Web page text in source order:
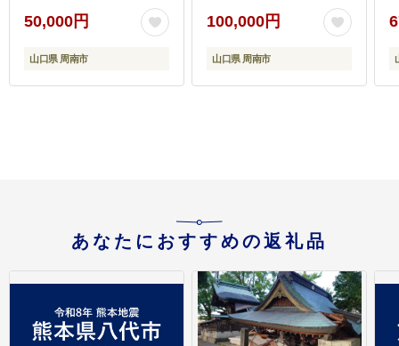
50,000円
山口県 周南市
ラベル 予約 国内旅行
JTB 宿泊 観光 体験 旅行
券 宿泊券 旅行予約 ホテ
子連れ カップル 家族 人
100,000円
山口県 周南市
あなたにおすすめの返礼品